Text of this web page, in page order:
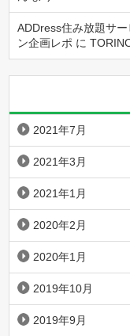
ADDress住み放題サ
ン企画レポ に
2021年7月
2021年3月
2021年1月
2020年2月
2020年1月
2019年10月
2019年9月